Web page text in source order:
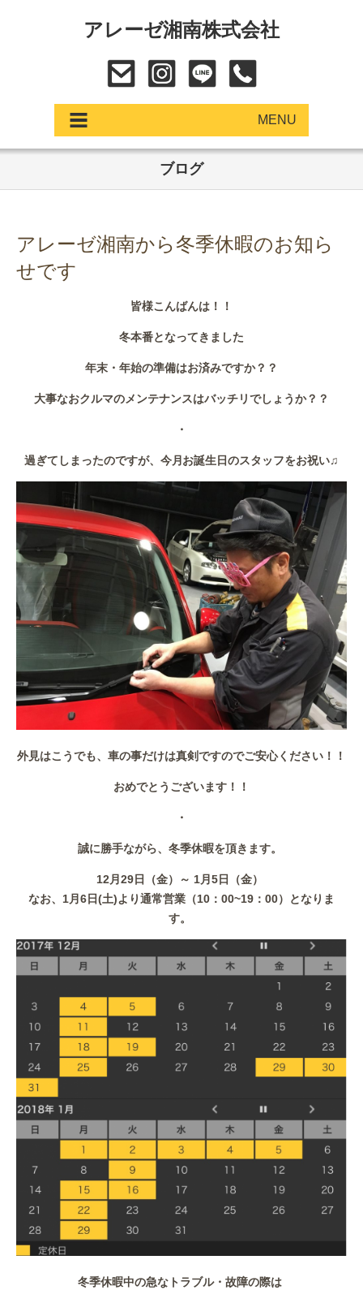
アレーゼ湘南株式会社
MENU
中古車
店舗アクセス
ブログ
アレーゼ湘南から冬季休暇のお知ら
せです
皆様こんばんは！！
冬本番となってきました
年末・年始の準備はお済みですか？？
大事なおクルマのメンテナンスはバッチリでしょうか？？
・
過ぎてしまったのですが、今月お誕生日のスタッフをお祝い♫
外見はこうでも、車の事だけは真剣ですのでご安心ください！！
おめでとうございます！！
・
誠に勝手ながら、冬季休暇を頂きます。
12月29日（金）～ 1月5日（金）
なお、1月6日(土)より通常営業（10：00~19：00）となりま
す。
冬季休暇中の急なトラブル・故障の際は